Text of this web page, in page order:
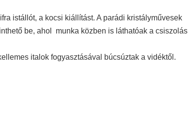
istállót, a kocsi kiállítást. A parádi kristályművesek
be, ahol munka közben is láthatóak a csiszolás
italok fogyasztásával búcsúztak a vidéktől.